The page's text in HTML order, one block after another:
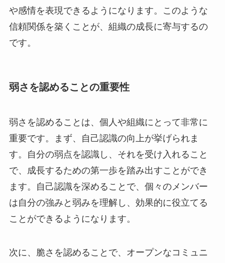
や感情を表現できるようになります。このような
信頼関係を築くことが、組織の成長に寄与するの
です。
弱さを認めることの重要性
弱さを認めることは、個人や組織にとって非常に
重要です。まず、自己認識の向上が挙げられま
す。自分の弱点を認識し、それを受け入れること
で、成長するための第一歩を踏み出すことができ
ます。自己認識を深めることで、個々のメンバー
は自分の強みと弱みを理解し、効果的に役立てる
ことができるようになります。
次に、脆さを認めることで、オープンなコミュニ